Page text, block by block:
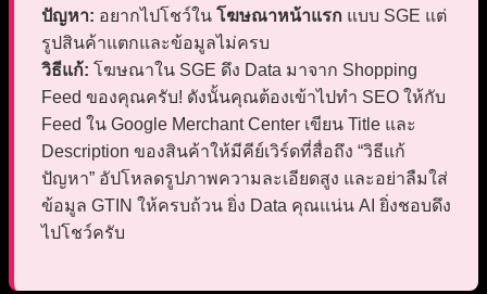
ปัญหา: อยากไปโชว์ใน โฆษณาหน้าแรก แบบ SGE แต่
รูปสินค้าแตกและข้อมูลไม่ครบ
วิธีแก้: โฆษณาใน SGE ดึง Data มาจาก Shopping
Feed ของคุณครับ! ดังนั้นคุณต้องเข้าไปทำ SEO ให้กับ
Feed ใน Google Merchant Center เขียน Title และ
Description ของสินค้าให้มีคีย์เวิร์ดที่สื่อถึง “วิธีแก้
ปัญหา” อัปโหลดรูปภาพความละเอียดสูง และอย่าลืมใส่
ข้อมูล GTIN ให้ครบถ้วน ยิ่ง Data คุณแน่น AI ยิ่งชอบดึง
ไปโชว์ครับ